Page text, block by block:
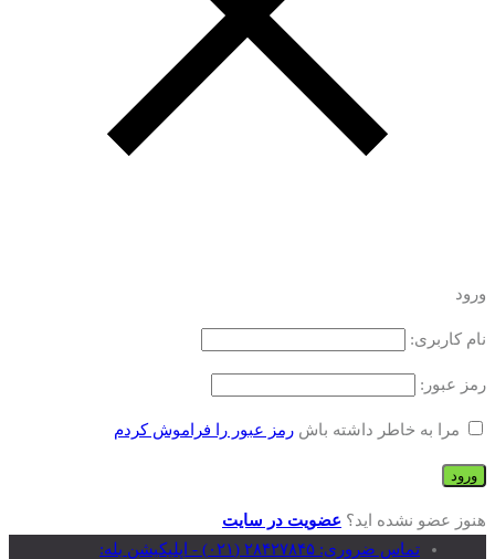
ورود
نام کاربری:
رمز عبور:
مرا به خاطر داشته باش رمز عبور را فراموش کردم
هنوز عضو نشده اید؟ عضویت در سایت
تماس‌ ضروری: ۲۸۴۲۷۸۴۵ (۰۲۱) - اپلیکیشن بله: